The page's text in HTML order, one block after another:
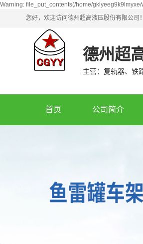
Warning: file_put_contents(/home/
您好，欢迎访问德州超高液压股份有限公司！
德州超
主营：复轨器、铁
首页 公司简介
辽宁